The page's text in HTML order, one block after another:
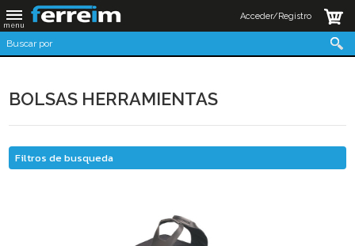
Acceder/Registro
BOLSAS HERRAMIENTAS
Filtros de busqueda